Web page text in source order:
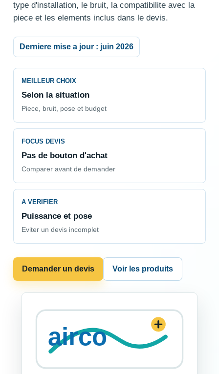
type d'installation, le bruit, la compatibilite avec la
piece et les elements inclus dans le devis.
Derniere mise a jour : juin 2026
MEILLEUR CHOIX
Selon la situation
Piece, bruit, pose et budget
FOCUS DEVIS
Pas de bouton d'achat
Comparer avant de demander
A VERIFIER
Puissance et pose
Eviter un devis incomplet
Demander un devis Voir les produits